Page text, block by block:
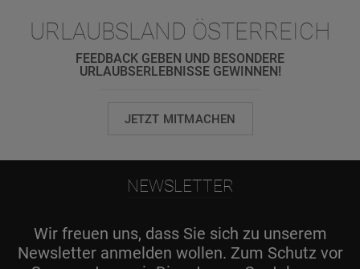
URLAUBSLAND ÖSTERREICH
FEEDBACK GEBEN UND BESONDERE
URLAUBSERLEBNISSE GEWINNEN!
JETZT MITMACHEN
NEWSLETTER
Wir freuen uns, dass Sie sich zu unserem
Newsletter anmelden wollen. Zum Schutz vor